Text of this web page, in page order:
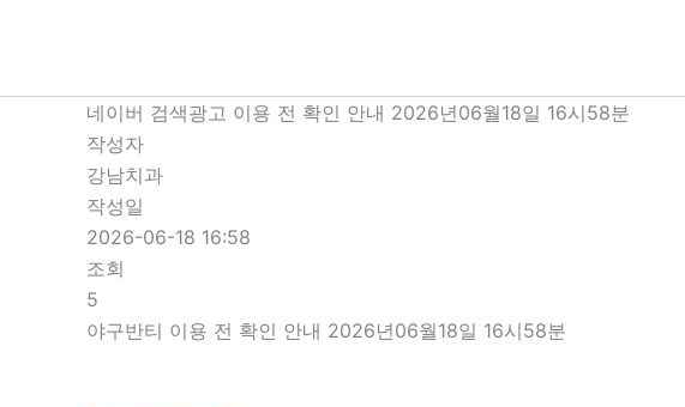
네이버 검색광고 이용 전 확인 안내 2026년06월18일 16시58분
작성자
강남치과
작성일
2026-06-18 16:58
조회
5
야구반티 이용 전 확인 안내 2026년06월18일 16시58분